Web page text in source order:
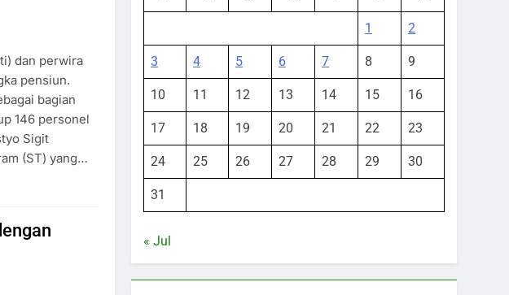
dan perwira
pensiun.
bagian
146 personel
Sigit
(ST) yang…
1 2
3 4 5 6 7 8 9
10 11 12 13 14 15 16
17 18 19 20 21 22 23
24 25 26 27 28 29 30
31
« Jul